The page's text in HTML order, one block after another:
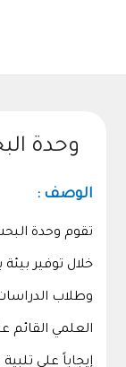
وحدة
الوصف :
تقوم وحدة
خلال توفير
وطلاب
العلمي القائم
إيجاباً على